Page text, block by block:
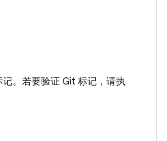
。若要验证 Git 标记，请执